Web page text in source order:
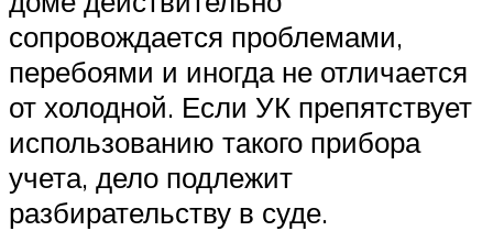
сопровождается проблемами,
перебоями и иногда не отличается
от холодной. Если УК препятствует
использованию такого прибора
учета, дело подлежит
разбирательству в суде.